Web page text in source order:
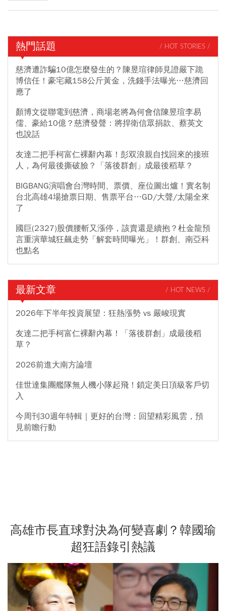
熱門話題 / HOT STORIES /
慈濟遭詐騙10億怎麼發生的？陳昱瑄律師見證嚴下跪
博信任！豪宅藏158公斤黃金，洗錢手法曝光…慈濟回
應了
顏博文從聯電到慈濟，商場老將為何會信陳昱瑄李易
儒、豪給10億？慈濟發聲：將捍衛信眾捐款、蔡英文
也說話
友達二把手柯富仁裸辭內幕！彭双浪親自找回來的接班
人，為何最後撕破臉？「落後群創」成最後稻草？
BIGBANG演唱會台灣時間、票價、座位圖出爐！實名制
台北高雄4場搶票日期、售票平台…GD/大聲/太陽全來
了
國巨(2327)股價腰斬又漲停，該賣還是續抱？杜金龍預
言重演華城狂飆走勢「解套時間曝光」！群創、南亞科
也點名
最新文章 / HOT NEWS /
2026年下半年投資展望：狂熱漲勢 vs 嚴峻現實
友達二把手柯富仁裸辭內幕！「落後群創」成最後稻
草？
2026前進大南方論壇
佳世達集團艦隊無人機小隊起飛！鎖定美日頂級客戶切
入
今周刊30週年特輯｜更好的台灣：回望精彩風雲，預
見前瞻行動
高雄市長直球對決為何變喜劇？韓國瑜
超狂語錄引熱議